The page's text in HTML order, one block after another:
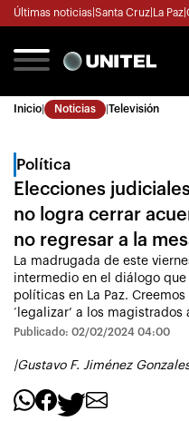
Últimas noticias Santa Cruz La Paz
Inicio Noticias Televisión
Política
Elecciones
no logra cerrar
no regresar a la
La madrugada de este
intermedio en el diálogo
políticas en La Paz.
‘legalizar’ a los magistrados
Publicado: 02/02/2024 04:00
|Gustavo F. Jiménez